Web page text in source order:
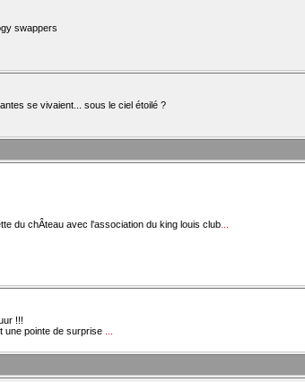
swappers
se vivaient... sous le ciel étoilé ?
du chÂteau avec l'association du king louis club
!!!
une pointe de surprise